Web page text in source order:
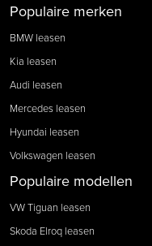
Populaire merken
BMW leasen
Kia leasen
Audi leasen
Mercedes leasen
Hyundai leasen
Volkswagen leasen
Populaire modellen
VW Tiguan leasen
Skoda Elroq leasen